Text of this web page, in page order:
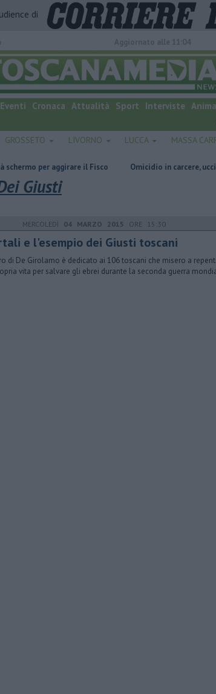
di
Eventi Cronaca Attualità Sport Interviste
GROSSETO LIVORNO LUCCA MASSA
aggirare il Fisco Omicidio in carcere, ucciso un
Giusti
MERCOLEDÌ 04 MARZO 2015 ORE 15:30
e l'esempio dei Giusti toscani
di De Girolamo è dedicato ai 106 toscani che misero a
vita per salvare gli ebrei durante la seconda guerra